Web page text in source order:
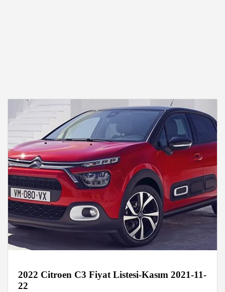
2022 Citroen C3 Fiyat Listesi-Kasım 2021-11-
22